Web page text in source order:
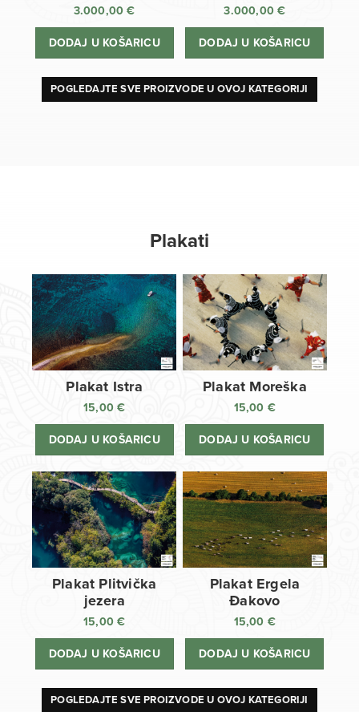
3.000,00€
DODAJ U KOŠARICU
3.000,00€
DODAJ U KOŠARICU
POGLEDAJTE SVE PROIZVODE U OVOJ KATEGORIJI
Plakati
Plakat Istra
15,00€
DODAJ U KOŠARICU
Plakat Moreška
15,00 €
DODAJ U KOŠARICU
Plakat Plitvička
jezera
15,00€
DODAJ U KOŠARICU
Plakat Ergela
Đakovo
15,00 €
DODAJ U KOŠARICU
POGLEDAJTE SVE PROIZVODE U OVOJ KATEGORIJI